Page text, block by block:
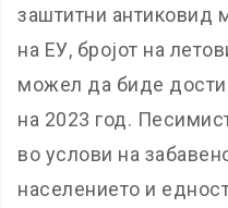
заштитни антиковид
на ЕУ, бројот на
можел да биде
на 2023 год.
во услови на
населението и